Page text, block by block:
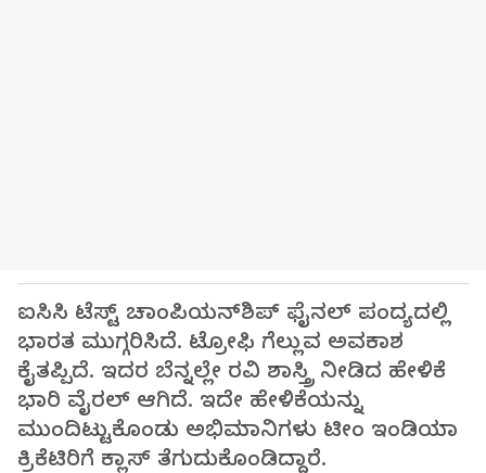
ಐಸಿಸಿ ಟೆಸ್ಟ್ ಚಾಂಪಿಯನ್‌ಶಿಪ್ ಫೈನಲ್ ಪಂದ್ಯದಲ್ಲಿ
ಭಾರತ ಮುಗ್ಗರಿಸಿದೆ. ಟ್ರೋಫಿ ಗೆಲ್ಲುವ ಅವಕಾಶ
ಕೈತಪ್ಪಿದೆ. ಇದರ ಬೆನ್ನಲ್ಲೇ ರವಿ ಶಾಸ್ತ್ರಿ ನೀಡಿದ ಹೇಳಿಕೆ
ಭಾರಿ ವೈರಲ್ ಆಗಿದೆ. ಇದೇ ಹೇಳಿಕೆಯನ್ನು
ಮುಂದಿಟ್ಟುಕೊಂಡು ಅಭಿಮಾನಿಗಳು ಟೀಂ ಇಂಡಿಯಾ
ಕ್ರಿಕೆಟಿರಿಗೆ ಕ್ಲಾಸ್ ತೆಗುದುಕೊಂಡಿದ್ದಾರೆ.